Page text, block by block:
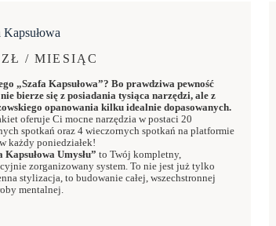
Kapsułowa
ZŁ / MIESIĄC
„Szafa Kapsułowa”? Bo prawdziwa pewność
bierze się z posiadania tysiąca narzędzi, ale z
opanowania kilku idealnie dopasowanych.
oferuje Ci mocne narzędzia w postaci 20
spotkań oraz 4 wieczornych spotkań na platformie
każdy poniedziałek!
Kapsułowa Umysłu” to Twój kompletny,
zorganizowany system. To nie jest już tylko
stylizacja, to budowanie całej, wszechstronnej
mentalnej.